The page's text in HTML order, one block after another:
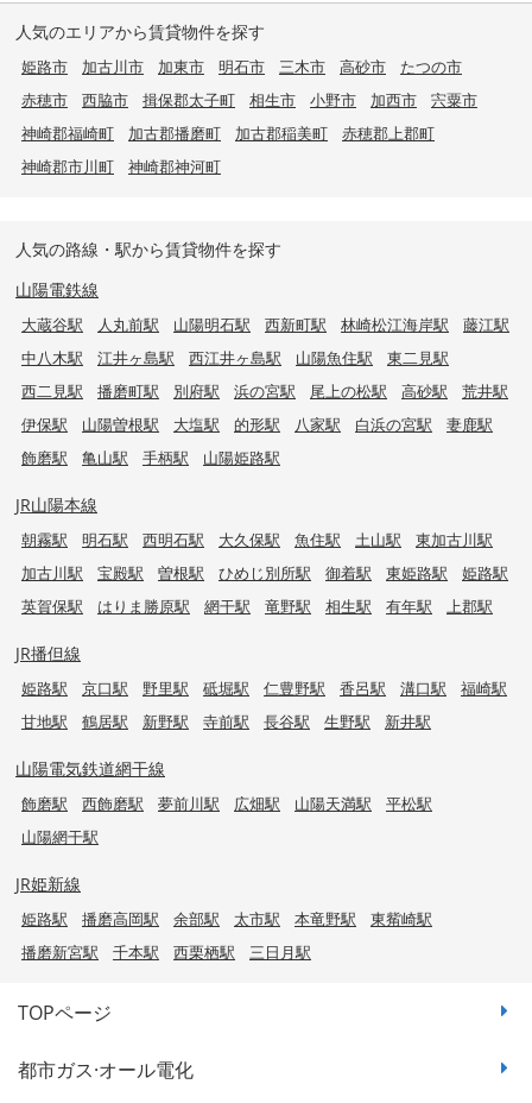
人気のエリアから賃貸物件を探す
姫路市 加古川市 加東市 明石市 三木市 高砂市
たつの市
赤穂市
西脇市 揖保郡太子町 相生市 小野市 加西市
宍粟市
神崎郡福崎町
加古郡播磨町 加古郡稲美町
赤穂郡上郡町
神崎郡市川町
神崎郡神河町
人気の路線・駅から賃貸物件を探す
山陽電鉄線
大蔵谷駅 人丸前駅 山陽明石駅 西新町駅 林崎松江海岸駅
藤江駅
中八木駅
江井ヶ島駅 西江井ヶ島駅 山陽魚住駅
東二見駅
西二見駅
播磨町駅 別府駅 浜の宮駅 尾上の松駅 高砂駅
荒井駅
伊保駅
山陽曽根駅 大塩駅 的形駅 八家駅 白浜の宮駅
妻鹿駅
飾磨駅
亀山駅 手柄駅 山陽姫路駅
JR山陽本線
朝霧駅 明石駅 西明石駅 大久保駅 魚住駅 土山駅
東加古川駅
加古川駅
宝殿駅 曽根駅 ひめじ別所駅 御着駅 東姫路駅
姫路駅
英賀保駅
はりま勝原駅 網干駅 竜野駅 相生駅 有年駅 上郡駅
JR播但線
姫路駅 京口駅 野里駅 砥堀駅 仁豊野駅 香呂駅 溝口駅
福崎駅
甘地駅
鶴居駅 新野駅 寺前駅 長谷駅 生野駅 新井駅
山陽電気鉄道網干線
飾磨駅 西飾磨駅 夢前川駅 広畑駅 山陽天満駅
平松駅
山陽網干駅
JR姫新線
姫路駅 播磨高岡駅 余部駅 太市駅 本竜野駅
東觜崎駅
播磨新宮駅
千本駅 西栗栖駅 三日月駅
TOPページ
都市ガス·オール電化